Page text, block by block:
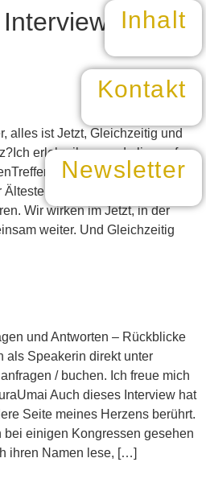
Inhalt
Kontakt
Newsletter
Interviews
Fischer zu
alles ist Jetzt, Gleichzeitig und
erlebe ihn gerade live auf
am Atitlansee, das in mir
die wir von Alicia
Wir wirken im Jetzt, in der
weiter. Und Gleichzeitig
und Antworten – Rückblicke
als Speakerin direkt unter
/ buchen. Ich freue mich
Auch dieses Interview hat
Seite meines Herzens berührt.
einigen Kongressen gesehen
ihren Namen lese, […]